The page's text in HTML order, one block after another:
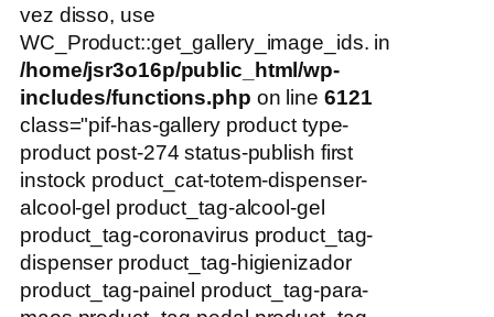
vez disso, use
WC_Product::get_gallery_image_ids. in
/home/jsr3o16p/public_html/wp-
includes/functions.php on line 6121
class="pif-has-gallery product type-
product post-274 status-publish first
instock product_cat-totem-dispenser-
alcool-gel product_tag-alcool-gel
product_tag-coronavirus product_tag-
dispenser product_tag-higienizador
product_tag-painel product_tag-para-